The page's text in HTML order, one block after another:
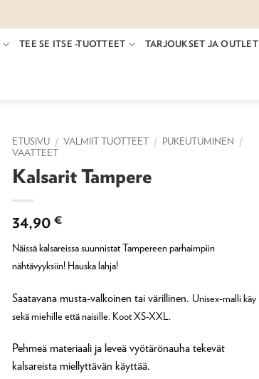
TEE SE ITSE -TUOTTEET TARJOUKSET JA OUTLET
ETUSIVU / VALMIIT TUOTTEET / PUKEUTUMINEN /
VAATTEET
Kalsarit Tampere
34,90 €
Näissä kalsareissa suunnistat Tampereen parhaimpiin
nähtävyyksiin! Hauska lahja!
Saatavana musta-valkoinen tai värillinen. Unisex-malli käy
sekä miehille että naisille. Koot XS-XXL.
Pehmeä materiaali ja leveä vyötärönauha tekevät
kalsareista miellyttävän käyttää.